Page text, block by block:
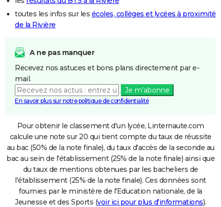
toutes les infos sur les écoles, collèges et lycées à proximité
de la Rivière
A ne pas manquer
Recevez nos astuces et bons plans directement par e-
mail.
Je m'abonne
En savoir plus sur notre politique de confidentialité
Pour obtenir le classement d'un lycée, Linternaute.com
calcule une note sur 20 qui tient compte du taux de réussite
au bac (50% de la note finale), du taux d'accès de la seconde au
bac au sein de l'établissement (25% de la note finale) ainsi que
du taux de mentions obtenues par les bacheliers de
l'établissement (25% de la note finale). Ces données sont
fournies par le ministère de l'Education nationale, de la
Jeunesse et des Sports (voir ici pour plus d'informations).